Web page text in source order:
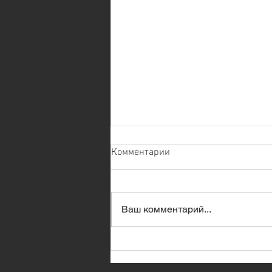
Комментарии
Ваш комментарий...